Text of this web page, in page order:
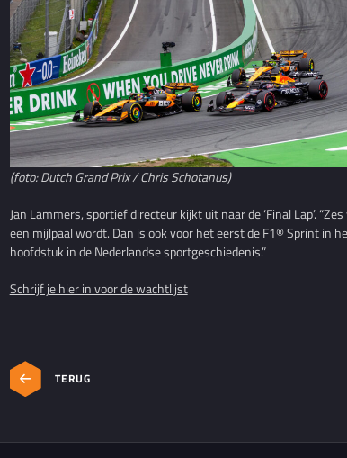
(foto: Dutch Grand Prix /Chris Schotanus)
Jan Lammers, sportief directeur kijkt uit naar de ‘Final Lap’.
een mijlpaal wordt. Dan is ook voor het eerst de F1® Sprint in
hoofdstuk in de Nederlandse sportgeschiedenis.”
Schrijf je hier in voor de wachtlijst
TERUG